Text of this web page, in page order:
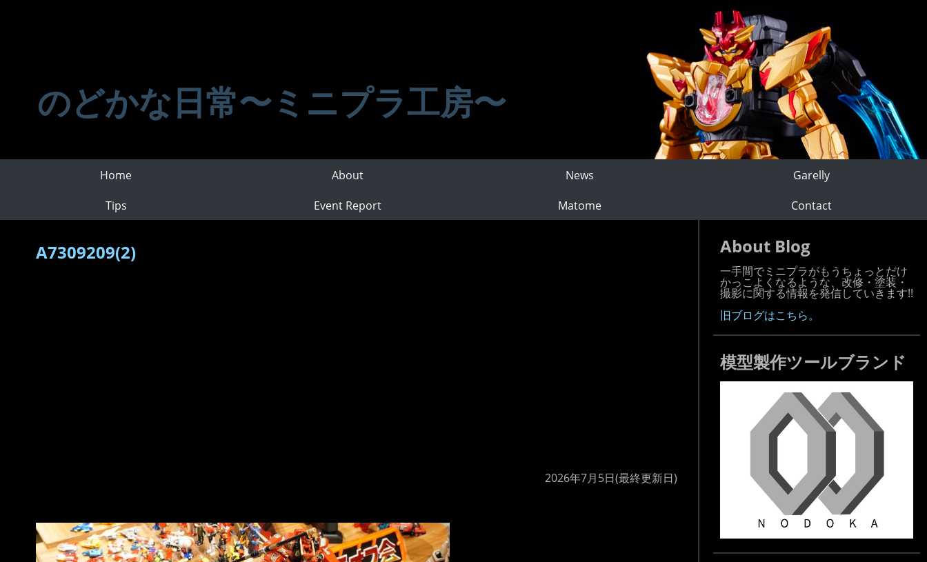
のどかな日常〜ミニプラ工房〜
Home About News
Garelly
Tips
Event Report Matome Contact
A7309209(2)
2026年7月5日(最終更新日)
About Blog
一手間でミニプラがもうちょっとだけ
かっこよくなるような、改修・塗装・
撮影に関する情報を発信していきます!!
旧ブログはこちら。
模型製作ツールブランド